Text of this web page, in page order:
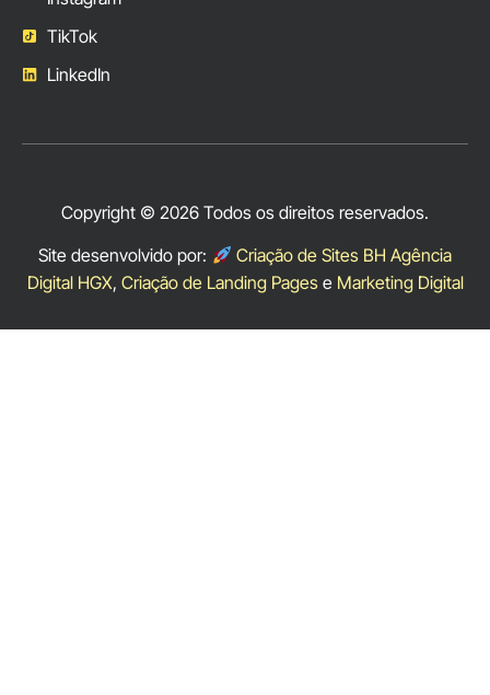
TikTok
LinkedIn
Copyright © 2026 Todos os direitos reservados.
Site desenvolvido por:
Criação de Sites BH Agência
Digital HGX, Criação de Landing Pagese Marketing Digital